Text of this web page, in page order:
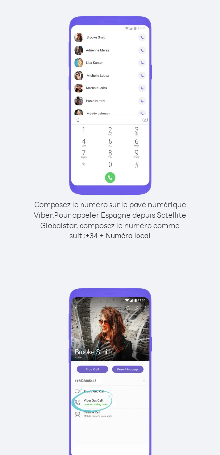
Composez le numéro sur le pavé numérique
Viber.Pour appeler Espagne depuis Satellite
Globalstar, composez le numéro comme
suit :+34 + Numéro local